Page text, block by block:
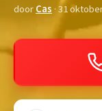
doorCas· 31